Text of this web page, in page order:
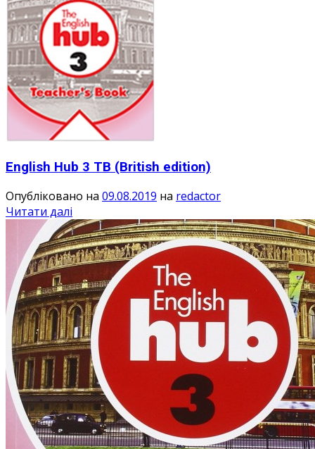
English Hub 3 TB (British edition)
Опубліковано на 09.08.2019 на redactor
Читати далі